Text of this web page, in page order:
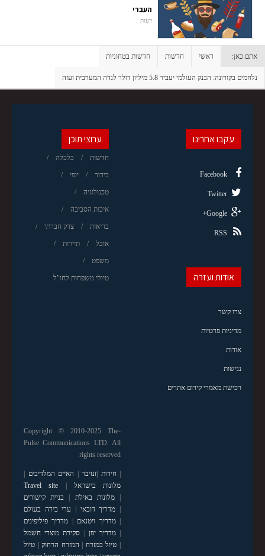
העברי
דעות
אתם כאן: ראשי חדשות חדשות בטחוניות
נלחמים בקורונה: הבנק העולמי יעביר 5.8 מיליון דולר לגדה המערבית ועזה
ערוצי תוכן
חדשות כלכלה
בידור יופי
טכנולוגיה
איכות הסביבה
בריאות צדק חברתי
אוכל תיירות
משפט
טיולי משפחות לחו"ל
עקבו אחרינו
Facebook
Twitter
Google+
RSS
אודות ועזרה
צרו קשר
מדיניות פרטיות
אודות
נגישות
רכישת מאמרי קידום אתרים
Copyright © 2010-2025 The-
Pulse Communications LTD. All
rights reserved
|חידות |זנזיבר | האיים המלדיבים |
מלונות בישראל |
Travel site
|מלונות באילת | בניית קישורים
| מדריך דובאי | ערי בירה בעולם
|מדריך ויטנאם | מדריך פיליפינים
|מדריך יפן | סקירת מוצרי חשמל
| טיול במזרח | המזרח הרחוק| טיול